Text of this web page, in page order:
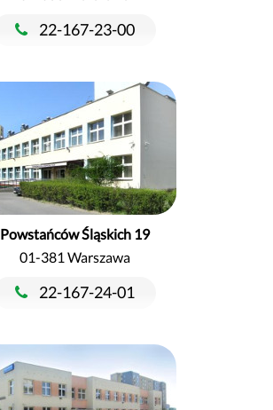
22-167-23-00
Powstańców Śląskich 19
01-381 Warszawa
22-167-24-01